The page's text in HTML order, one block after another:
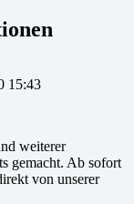
15:43
weiterer
gemacht. Ab sofort
von unserer